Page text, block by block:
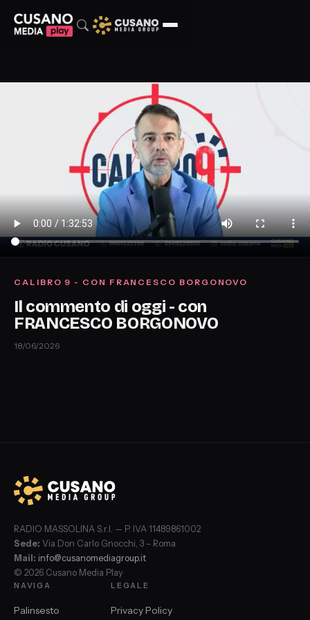
CALIBRO 9 - CON FRANCESCO BORGONOVO
Il commento di oggi - con
FRANCESCO BORGONOVO
18/06/2026
RADIO MASSOLINA S.r.l. — P. IVA 11489861002
Sede: Via Don Carlo Gnocchi, 3 – Roma
Mail: info@cusanomediagroup.it
© 2026 Cusano Media Play
NAVIGA
Palinsesto
LEGALE
Privacy Policy